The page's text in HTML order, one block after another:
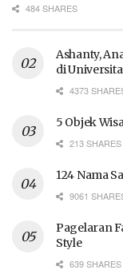
484 SHARES
Ashanty,
di
4373
5 Objek
213 SHARES
124 Nama
9061
Pagelaran
Style
639 SHARES